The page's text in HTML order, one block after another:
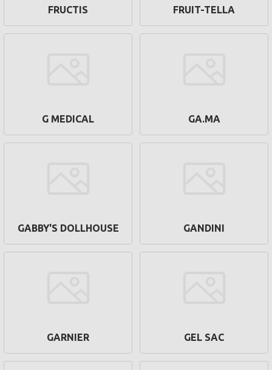
FRUCTIS FRUIT-TELLA
G MEDICAL GA.MA
GABBY'S DOLLHOUSE GANDINI
GARNIER GEL SAC